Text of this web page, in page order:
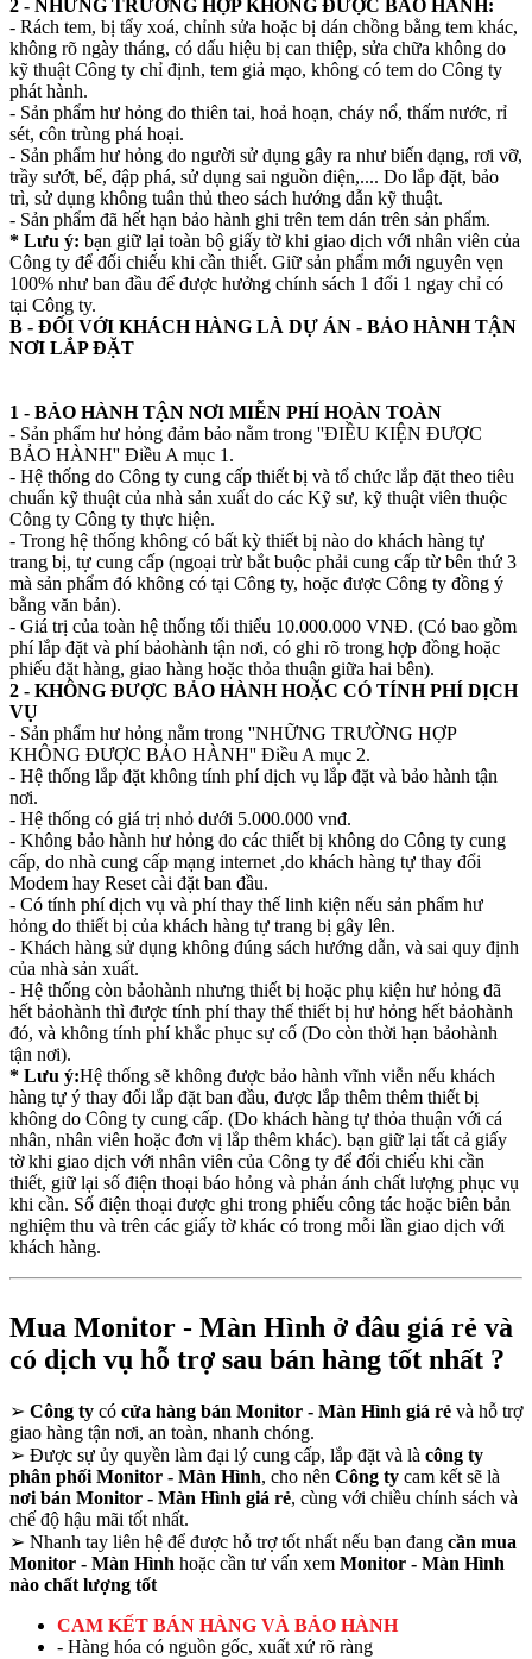
2 - NHỮNG TRƯỜNG HỢP KHÔNG ĐƯỢC BẢO HÀNH:
- Rách tem, bị tẩy xoá, chỉnh sửa hoặc bị dán chồng bằng tem khác,
không rõ ngày tháng, có dấu hiệu bị can thiệp, sửa chữa không do
kỹ thuật Công ty chỉ định, tem giả mạo, không có tem do Công ty
phát hành.
- Sản phẩm hư hỏng do thiên tai, hoả hoạn, cháy nổ, thấm nước, rỉ
sét, côn trùng phá hoại.
- Sản phẩm hư hỏng do người sử dụng gây ra như biến dạng, rơi vỡ,
trầy sướt, bể, đập phá, sử dụng sai nguồn điện,.... Do lắp đặt, bảo
trì, sử dụng không tuân thủ theo sách hướng dẫn kỹ thuật.
- Sản phẩm đã hết hạn bảo hành ghi trên tem dán trên sản phẩm.
* Lưu ý: bạn giữ lại toàn bộ giấy tờ khi giao dịch với nhân viên của
Công ty để đối chiếu khi cần thiết. Giữ sản phẩm mới nguyên vẹn
100% như ban đầu để được hưởng chính sách 1 đổi 1 ngay chỉ có
tại Công ty.
B - ĐỐI VỚI KHÁCH HÀNG LÀ DỰ ÁN - BẢO HÀNH TẬN
NƠI LẮP ĐẶT
1 - BẢO HÀNH TẬN NƠI MIỄN PHÍ HOÀN TOÀN
- Sản phẩm hư hỏng đảm bảo nằm trong ''ĐIỀU KIỆN ĐƯỢC
BẢO HÀNH'' Điều A mục 1.
- Hệ thống do Công ty cung cấp thiết bị và tổ chức lắp đặt theo tiêu
chuẩn kỹ thuật của nhà sản xuất do các Kỹ sư, kỹ thuật viên thuộc
Công ty Công ty thực hiện.
- Trong hệ thống không có bất kỳ thiết bị nào do khách hàng tự
trang bị, tự cung cấp (ngoại trừ bắt buộc phải cung cấp từ bên thứ 3
mà sản phẩm đó không có tại Công ty, hoặc được Công ty đồng ý
bằng văn bản).
- Giá trị của toàn hệ thống tối thiểu 10.000.000 VNĐ. (Có bao gồm
phí lắp đặt và phí bảohành tận nơi, có ghi rõ trong hợp đồng hoặc
phiếu đặt hàng, giao hàng hoặc thỏa thuận giữa hai bên).
2 - KHÔNG ĐƯỢC BẢO HÀNH HOẶC CÓ TÍNH PHÍ DỊCH
VỤ
- Sản phẩm hư hỏng nằm trong ''NHỮNG TRƯỜNG HỢP
KHÔNG ĐƯỢC BẢO HÀNH'' Điều A mục 2.
- Hệ thống lắp đặt không tính phí dịch vụ lắp đặt và bảo hành tận
nơi.
- Hệ thống có giá trị nhỏ dưới 5.000.000 vnđ.
- Không bảo hành hư hỏng do các thiết bị không do Công ty cung
cấp, do nhà cung cấp mạng internet ,do khách hàng tự thay đổi
Modem hay Reset cài đặt ban đầu.
- Có tính phí dịch vụ và phí thay thế linh kiện nếu sản phẩm hư
hỏng do thiết bị của khách hàng tự trang bị gây lên.
- Khách hàng sử dụng không đúng sách hướng dẫn, và sai quy định
của nhà sản xuất.
- Hệ thống còn bảohành nhưng thiết bị hoặc phụ kiện hư hỏng đã
hết bảohành thì được tính phí thay thế thiết bị hư hỏng hết bảohành
đó, và không tính phí khắc phục sự cố (Do còn thời hạn bảohành
tận nơi).
* Lưu ý:Hệ thống sẽ không được bảo hành vĩnh viễn nếu khách
hàng tự ý thay đổi lắp đặt ban đầu, được lắp thêm thêm thiết bị
không do Công ty cung cấp. (Do khách hàng tự thỏa thuận với cá
nhân, nhân viên hoặc đơn vị lắp thêm khác). bạn giữ lại tất cả giấy
tờ khi giao dịch với nhân viên của Công ty để đối chiếu khi cần
thiết, giữ lại số điện thoại báo hỏng và phản ánh chất lượng phục vụ
khi cần. Số điện thoại được ghi trong phiếu công tác hoặc biên bản
nghiệm thu và trên các giấy tờ khác có trong mỗi lần giao dịch với
khách hàng.
Mua Monitor - Màn Hình ở đâu giá rẻ và
có dịch vụ hỗ trợ sau bán hàng tốt nhất ?
➢ Công ty có cửa hàng bán Monitor - Màn Hình giá rẻ và hỗ trợ
giao hàng tận nơi, an toàn, nhanh chóng.
➢ Được sự ủy quyền làm đại lý cung cấp, lắp đặt và là công ty
phân phối Monitor - Màn Hình, cho nên Công ty cam kết sẽ là
nơi bán Monitor - Màn Hình giá rẻ, cùng với chiều chính sách và
chế độ hậu mãi tốt nhất.
➢ Nhanh tay liên hệ để được hỗ trợ tốt nhất nếu bạn đang cần mua
Monitor - Màn Hình hoặc cần tư vấn xem Monitor - Màn Hình
nào chất lượng tốt
CAM KẾT BÁN HÀNG VÀ BẢO HÀNH
- Hàng hóa có nguồn gốc, xuất xứ rõ ràng